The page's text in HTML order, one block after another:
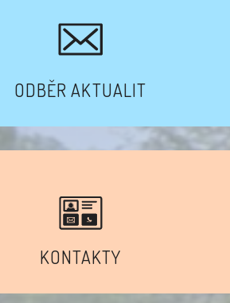
ODBĚR AKTUALIT
KONTAKTY